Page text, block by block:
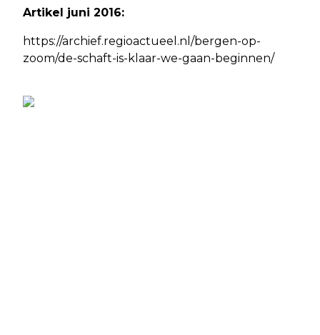
Artikel juni 2016:
https://archief.regioactueel.nl/bergen-op-
zoom/de-schaft-is-klaar-we-gaan-beginnen/